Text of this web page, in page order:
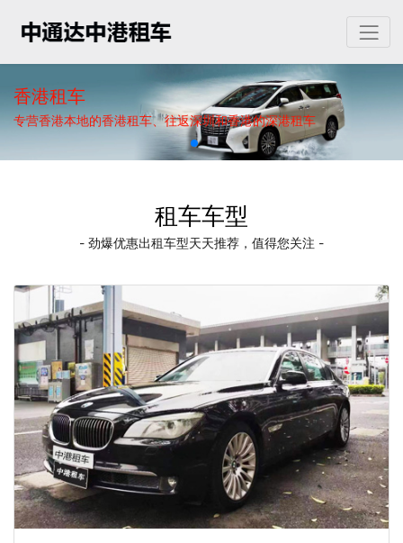
香港租车
专营香港本地的香港租车、往返深圳和香港的深港租车
租车车型
- 劲爆优惠出租车型天天推荐，值得您关注 -